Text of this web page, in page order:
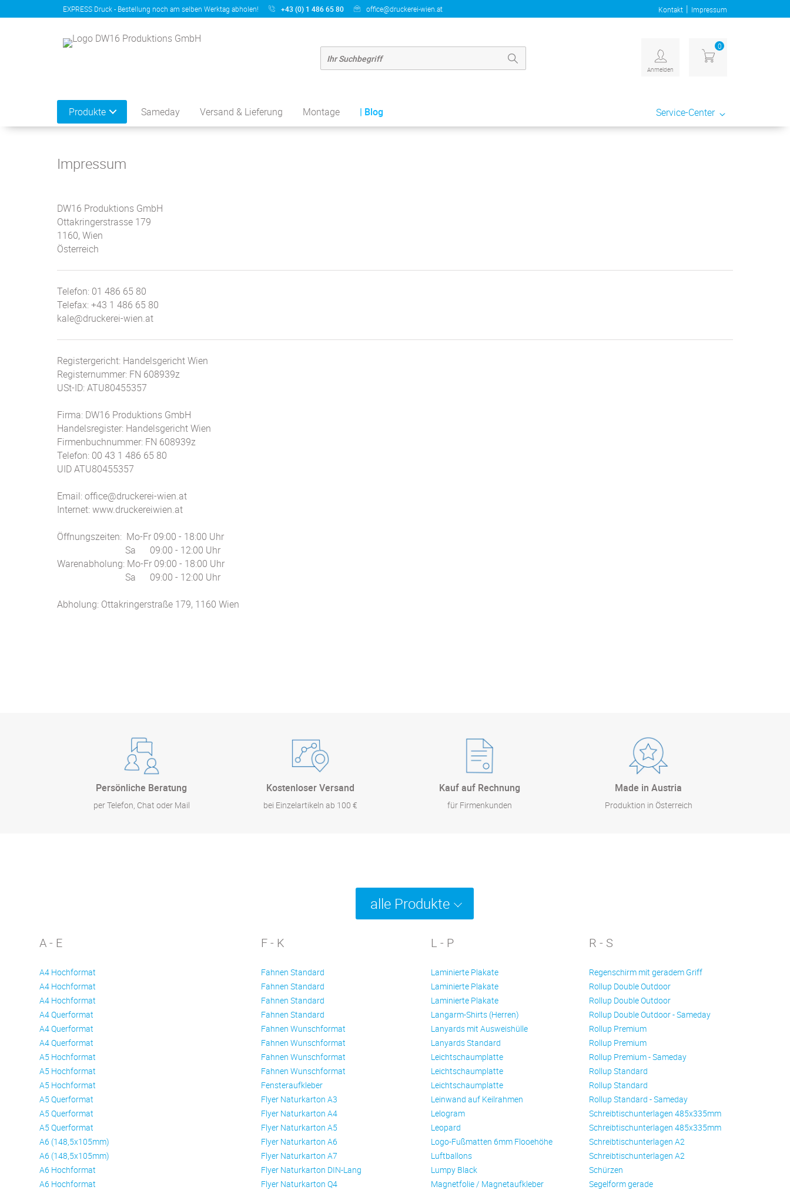
EXPRESS Druck - Bestellung noch am selben Werktag abholen! +43 (0) 1 486 65 80 office@druckerei-wien.at Kontakt | Impressum
Anmelden
0
Produkte Sameday Versand & Lieferung Montage | Blog Service-Center
Impressum
DW16 Produktions GmbH
Ottakringerstrasse 179
1160, Wien
Österreich
Telefon: 01 486 65 80
Telefax:+43 1 486 65 80
kale@druckerei-wien.at
Registergericht: Handelsgericht Wien
Registernummer: FN 608939z
USt-ID: ATU80455357
Firma: DW16 Produktions GmbH
Handelsregister: Handelsgericht Wien
Firmenbuchnummer: FN 608939z
Telefon: 00 43 1 486 65 80
UID ATU80455357
Email: office@druckerei-wien.at
Internet: www.druckereiwien.at
Öffnungs­zeiten: Mo-Fr 09:00 - 18:00 Uhr
Sa 09:00 - 12:00 Uhr
Waren­abholung: Mo-Fr 09:00 - 18:00 Uhr
Sa 09:00 - 12:00 Uhr
Abholung: Ottakringerstraße 179, 1160 Wien
Persönliche Beratung
per Telefon, Chat oder Mail
Kostenloser Versand
bei Einzelartikeln ab 100 €
Kauf auf Rechnung
für Firmenkunden
Made in Austria
Produktion in Österreich
alle Produkte
A - E
A4 Hochformat
A4 Hochformat
A4 Hochformat
A4 Querformat
A4 Querformat
A4 Querformat
A5 Hochformat
A5 Hochformat
A5 Hochformat
A5 Querformat
A5 Querformat
A5 Querformat
A6 (148,5x105mm)
A6 (148,5x105mm)
A6 Hochformat
A6 Hochformat
F - K
Fahnen Standard
Fahnen Standard
Fahnen Standard
Fahnen Standard
Fahnen Wunschformat
Fahnen Wunschformat
Fahnen Wunschformat
Fahnen Wunschformat
Fensteraufkleber
Flyer Naturkarton A3
Flyer Naturkarton A4
Flyer Naturkarton A5
Flyer Naturkarton A6
Flyer Naturkarton A7
Flyer Naturkarton DIN-Lang
Flyer Naturkarton Q4
L - P
Laminierte Plakate
Laminierte Plakate
Laminierte Plakate
Langarm-Shirts (Herren)
Lanyards mit Ausweishülle
Lanyards Standard
Leichtschaumplatte
Leichtschaumplatte
Leichtschaumplatte
Leinwand auf Keilrahmen
Lelogram
Leopard
Logo-Fußmatten 6mm Flooehöhe
Luftballons
Lumpy Black
Magnetfolie / Magnetaufkleber
R - S
Regenschirm mit geradem Griff
Rollup Double Outdoor
Rollup Double Outdoor
Rollup Double Outdoor - Sameday
Rollup Premium
Rollup Premium
Rollup Premium - Sameday
Rollup Standard
Rollup Standard
Rollup Standard - Sameday
Schreibtischunterlagen 485x335mm
Schreibtischunterlagen 485x335mm
Schreibtischunterlagen A2
Schreibtischunterlagen A2
Schürzen
Se­gel­form ge­ra­de